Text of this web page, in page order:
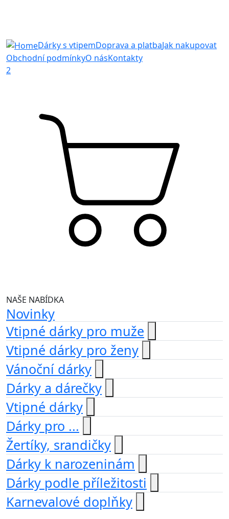
Dárky s vtipemDoprava a platbaJak nakupovat
Obchodní podmínkyO násKontakty
2
NAŠE NABÍDKA
Novinky
Vtipné dárky pro muže
Vtipné dárky pro ženy
Vánoční dárky
Dárky a dárečky
Vtipné dárky
Dárky pro ...
Žertíky, srandičky
Dárky k narozeninám
Dárky podle příležitosti
Karnevalové doplňky